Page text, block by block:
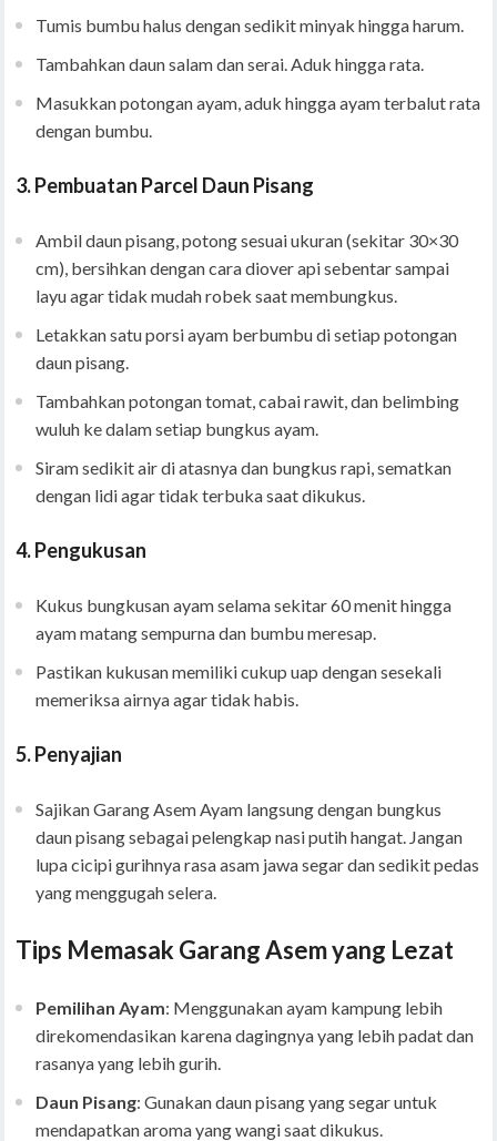
Tumis bumbu halus dengan sedikit minyak hingga harum.
Tambahkan daun salam dan serai. Aduk hingga rata.
Masukkan potongan ayam, aduk hingga ayam terbalut rata
dengan bumbu.
3.Pembuatan Parcel Daun Pisang
Ambil daun pisang, potong sesuai ukuran (sekitar 30×30
cm), bersihkan dengan cara diover api sebentar sampai
layu agar tidak mudah robek saat membungkus.
Letakkan satu porsi ayam berbumbu di setiap potongan
daun pisang.
Tambahkan potongan tomat, cabai rawit, dan belimbing
wuluh ke dalam setiap bungkus ayam.
Siram sedikit air di atasnya dan bungkus rapi, sematkan
dengan lidi agar tidak terbuka saat dikukus.
4.Pengukusan
Kukus bungkusan ayam selama sekitar 60 menit hingga
ayam matang sempurna dan bumbu meresap.
Pastikan kukusan memiliki cukup uap dengan sesekali
memeriksa airnya agar tidak habis.
5.Penyajian
Sajikan Garang Asem Ayam langsung dengan bungkus
daun pisang sebagai pelengkap nasi putih hangat. Jangan
lupa cicipi gurihnya rasa asam jawa segar dan sedikit pedas
yang menggugah selera.
Tips Memasak Garang Asem yang Lezat
Pemilihan Ayam: Menggunakan ayam kampung lebih
direkomendasikan karena dagingnya yang lebih padat dan
rasanya yang lebih gurih.
Daun Pisang: Gunakan daun pisang yang segar untuk
mendapatkan aroma yang wangi saat dikukus.